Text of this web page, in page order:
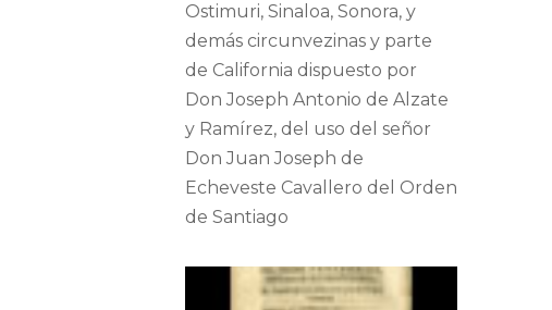
Ostimuri, Sinaloa, Sonora, y
demás circunvezinas y parte
de California dispuesto por
Don Joseph Antonio de Alzate
y Ramírez, del uso del señor
Don Juan Joseph de
Echeveste Cavallero del Orden
de Santiago